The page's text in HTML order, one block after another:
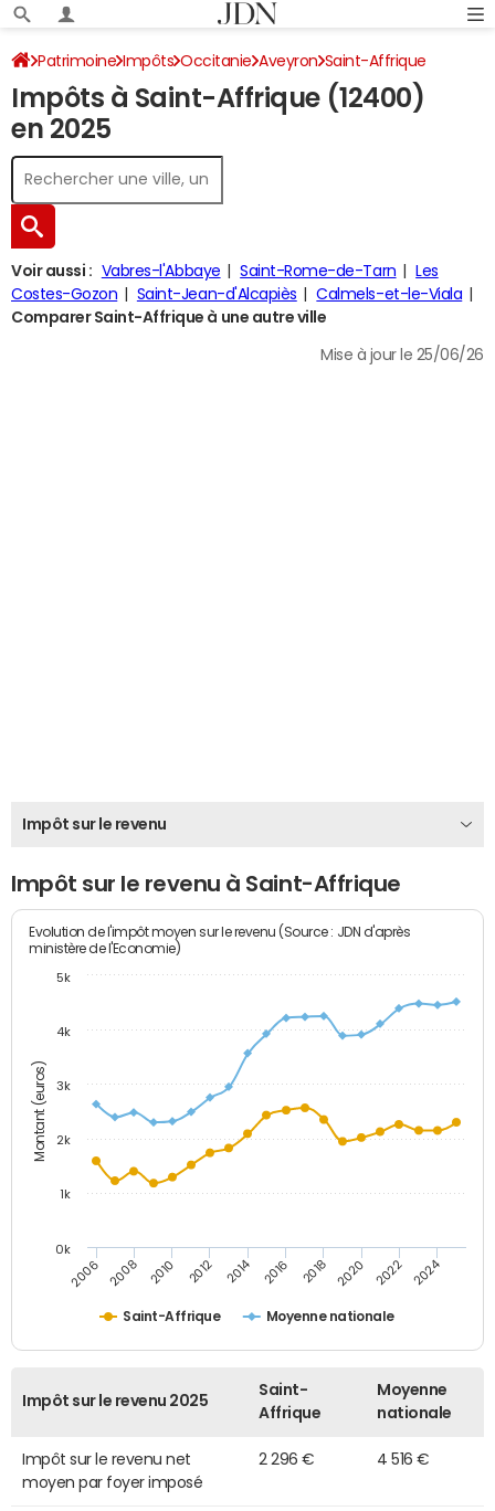
Patrimoine Impôts Occitanie Aveyron Saint-Affrique
Impôt sur le revenu
Impôts à Saint-Affrique (12400)
en 2025
Voir aussi : Vabres-l'Abbaye Saint-Rome-de-Tarn
Les
Costes-Gozon
Saint-Jean-d'Alcapiès
Calmels-et-le-Viala
Comparer Saint-Affrique à une autre ville
Mise à jour le 25/06/26
Impôt sur le revenu
Impôt sur le revenu à Saint-Affrique
Montant (euros)
Evolution de l'impôt moyen sur le revenu (Source : JDN d'après
ministère de l'Economie)
Saint-Affrique Moyenne nationale
2006 2008 2010 2012 2014 2016 2018 2020 2022 2024
0k
1k
2k
3k
4k
5k
Impôt sur le revenu 2025
Saint-
Affrique
Moyenne
nationale
Impôt sur le revenu net
moyen par foyer imposé
2 296 € 4 516 €